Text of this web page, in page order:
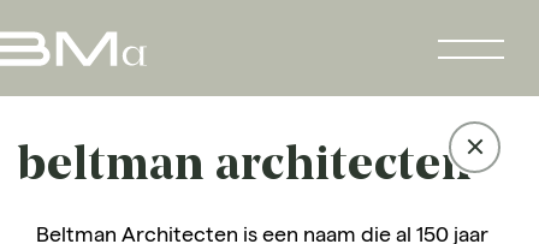
beltman architecten
Beltman Architecten is een naam die al 150 jaar